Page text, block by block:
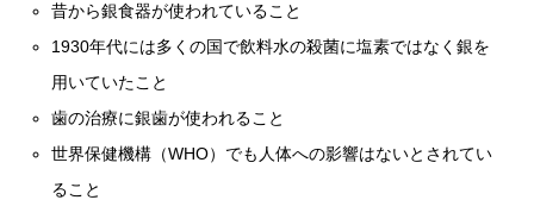
昔から銀食器が使われていること
1930年代には多くの国で飲料水の殺菌に塩素ではなく銀を
用いていたこと
歯の治療に銀歯が使われること
世界保健機構（WHO）でも人体への影響はないとされてい
ること